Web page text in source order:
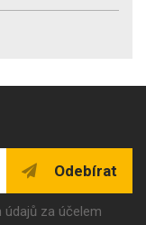
Odebírat
za účelem